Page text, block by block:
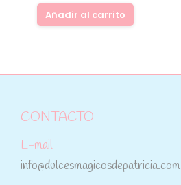
Añadir al carrito
CONTACTO
E-mail
info@dulcesmagicosdepatricia.com